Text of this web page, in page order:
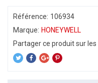
Référence: 106934
Marque: HONEYWELL